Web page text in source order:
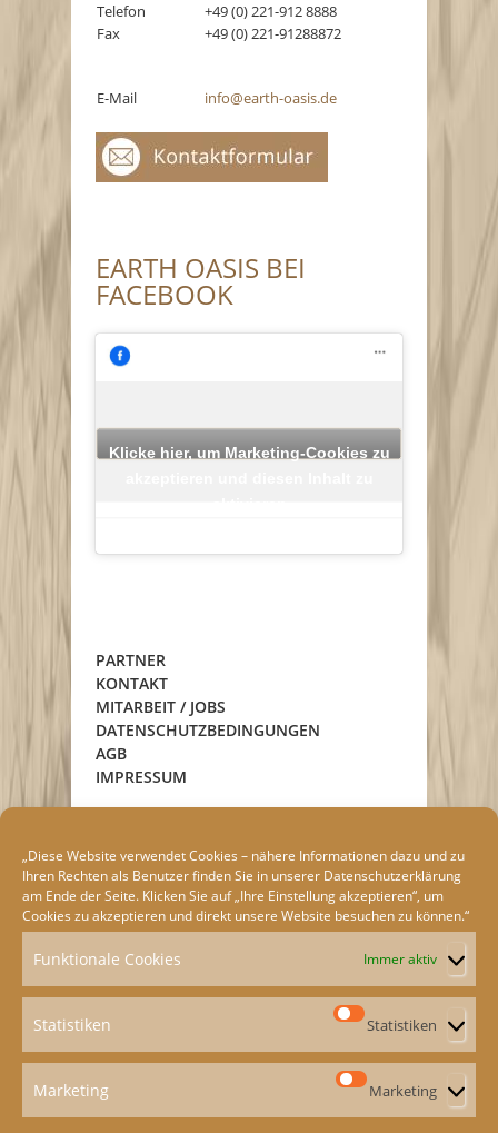
„Diese Website verwendet Cookies – nähere Informationen dazu und zu
Ihren Rechten als Benutzer finden Sie in unserer Datenschutzerklärung
am Ende der Seite. Klicken Sie auf „Ihre Einstellung akzeptieren“, um
Cookies zu akzeptieren und direkt unsere Website besuchen zu können.“
Funktionale Cookies Immer aktiv
Statistiken Statistiken
Marketing Marketing
Telefon
+49 (0) 221-912 8888
Fax
+49 (0) 221-91288872
E-Mail info@earth-oasis.de
EARTH OASIS BEI
FACEBOOK
Klicke hier, um Marketing-Cookies zu
PARTNER
KONTAKT
MITARBEIT / JOBS
DATENSCHUTZBEDINGUNGEN
AGB
IMPRESSUM